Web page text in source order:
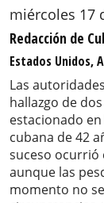
miércoles 17
Redacción de
Estados Unidos,
Las
hallazgo de
estacionado
cubana de 42
suceso ocurrió
aunque las
momento no